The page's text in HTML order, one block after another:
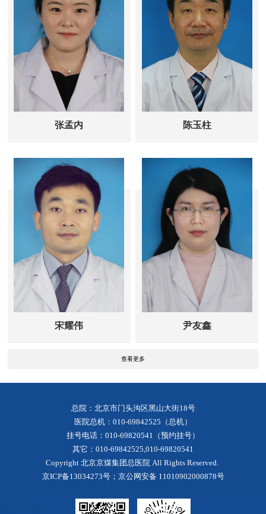
卵管因素不孕症。
针灸治疗：普通针灸治疗可治疗针灸减
肥、中风后遗症、肩周炎、颈腰椎疾
病、面瘫、睡眠障碍、耳鸣耳聋、抑郁
症、胃肠疾病、带状疱疹。小针刀治疗
腱鞘炎及腱鞘囊肿、网球肘等肘关节疾
病、各类腰腿痛、坐骨结节滑囊炎、足
跟痛、腕管综合征等。
张孟内 陈玉柱
宋耀伟 尹友鑫
查看更多
总院：北京市门头沟区黑山大街18号
医院总机：010-69842525（总机）
挂号电话：010-69820541（预约挂号）
其它：010-69842525,010-69820541
Copyright 北京京煤集团总医院 All Rights Reserved.
京ICP备13034273号；京公网安备 11010902000878号